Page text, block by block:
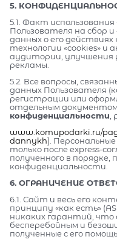
5.
5.1. Факт
Пользователя на сбор
данных о его
технологии «cookies» и
аудитории, улучшения
рекламы.
5.2. Все вопросы,
данных Пользователя
регистрации или
отдельным
конфиденциальности
www.komupodarki.ru/
dannykh].
только после express-
полученного в
конфиденциальности.
6. ОГРАНИЧЕНИЕ
6.1. Сайт и весь его
принципу «как есть»
никаких гарантий,
бесперебойным и
полученные с его